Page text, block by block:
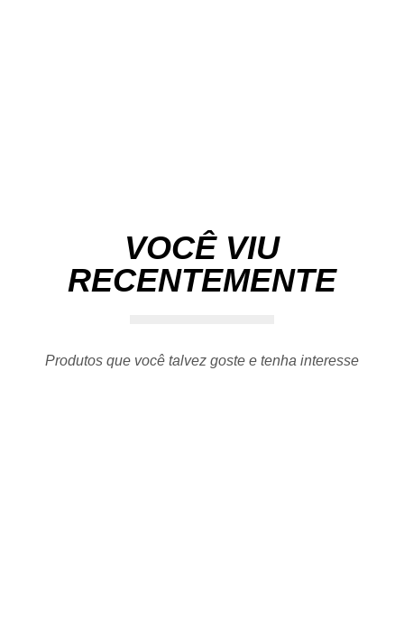
VOCÊ VIU
RECENTEMENTE
Produtos que você talvez goste e tenha interesse